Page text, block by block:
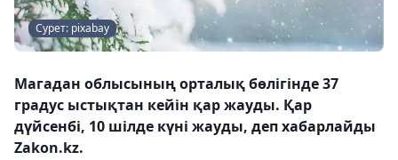
Сурет: pixabay
Магадан облысының орталық бөлігінде 37
градус ыстықтан кейін қар жауды. Қар
дүйсенбі, 10 шілде күні жауды, деп хабарлайды
Zakon.kz.